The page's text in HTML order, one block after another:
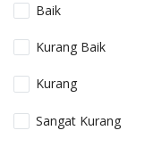
Baik
Kurang Baik
Kurang
Sangat Kurang